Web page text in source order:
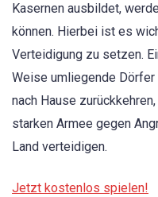
Kasernen ausbildet,
können. Hierbei ist es
Verteidigung zu setzen.
Weise umliegende
nach Hause
starken Armee gegen
Land verteidigen.
Jetzt kostenlos spielen!